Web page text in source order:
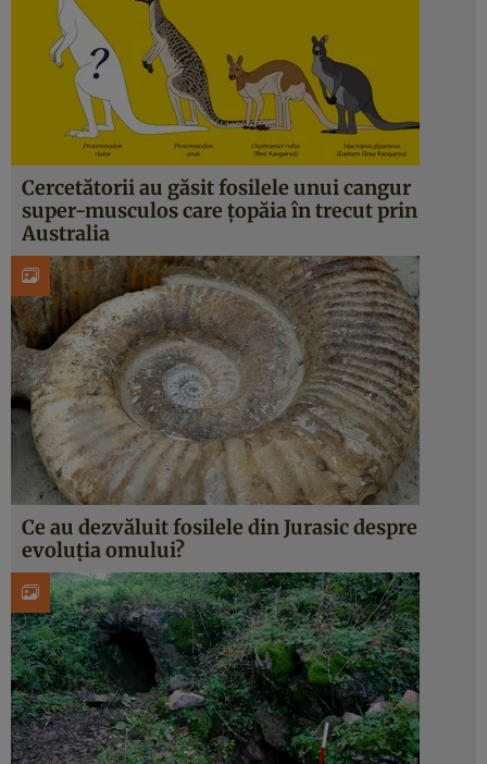
Cercetătorii au găsit fosilele unui cangur
super-musculos care țopăia în trecut prin
Australia
Ce au dezvăluit fosilele din Jurasic despre
evoluția omului?